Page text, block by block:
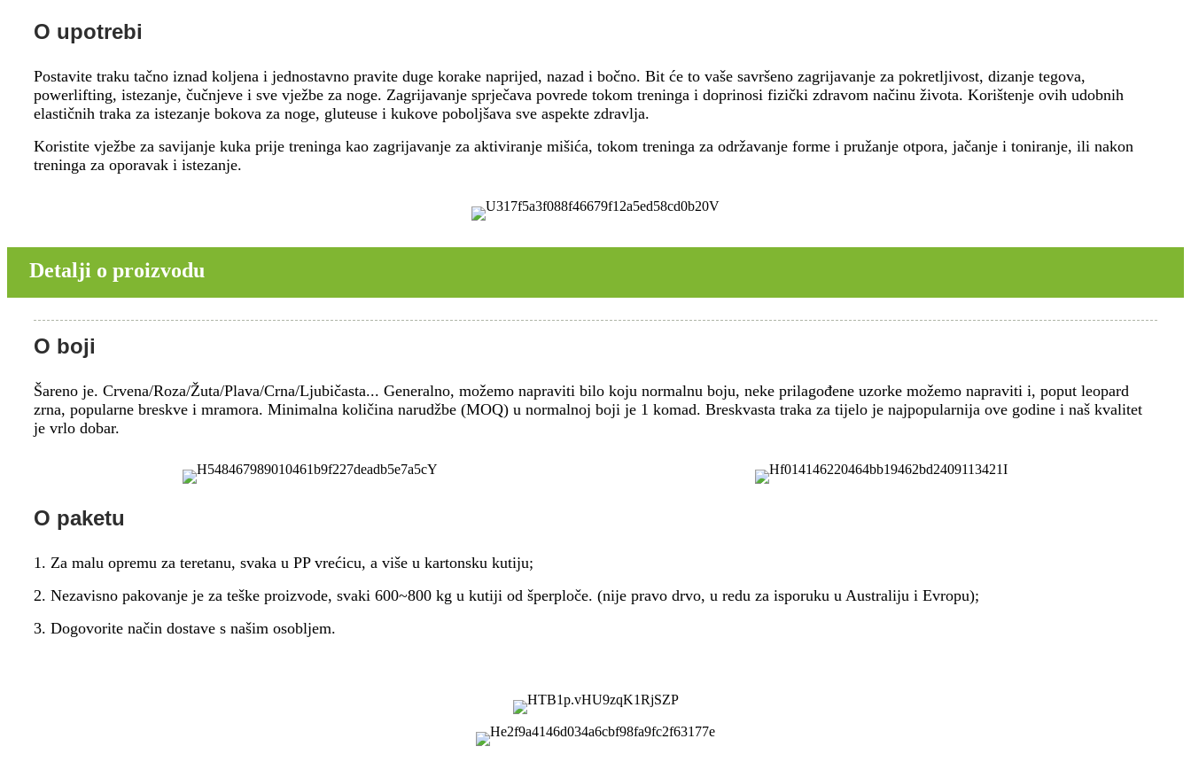
O upotrebi
Postavite traku tačno iznad koljena i jednostavno pravite duge korake naprijed, nazad i bočno. Bit će to vaše savršeno zagrijavanje za pokretljivost, dizanje tegova,
powerlifting, istezanje, čučnjeve i sve vježbe za noge. Zagrijavanje sprječava povrede tokom treninga i doprinosi fizički zdravom načinu života. Korištenje ovih udobnih
elastičnih traka za istezanje bokova za noge, gluteuse i kukove poboljšava sve aspekte zdravlja.
Koristite vježbe za savijanje kuka prije treninga kao zagrijavanje za aktiviranje mišića, tokom treninga za održavanje forme i pružanje otpora, jačanje i toniranje, ili nakon
treninga za oporavak i istezanje.
Detalji o proizvodu
O boji
Šareno je. Crvena/Roza/Žuta/Plava/Crna/Ljubičasta... Generalno, možemo napraviti bilo koju normalnu boju, neke prilagođene uzorke možemo napraviti i, poput leopard
zrna, popularne breskve i mramora. Minimalna količina narudžbe (MOQ) u normalnoj boji je 1 komad. Breskvasta traka za tijelo je najpopularnija ove godine i naš kvalitet
je vrlo dobar.
O paketu
1. Za malu opremu za teretanu, svaka u PP vrećicu, a više u kartonsku kutiju;
2. Nezavisno pakovanje je za teške proizvode, svaki 600~800 kg u kutiji od šperploče. (nije pravo drvo, u redu za isporuku u Australiju i Evropu);
3. Dogovorite način dostave s našim osobljem.